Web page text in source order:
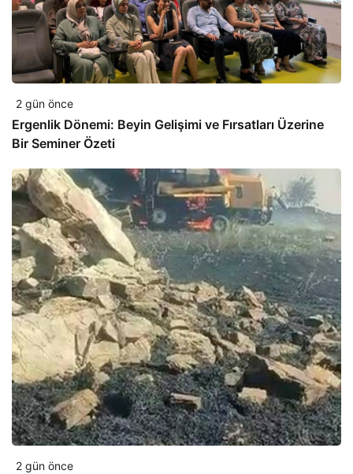
2 gün önce
Ergenlik Dönemi: Beyin Gelişimi ve Fırsatları Üzerine
Bir Seminer Özeti
2 gün önce